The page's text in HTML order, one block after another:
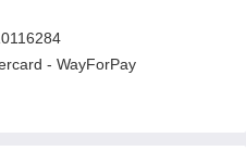
- WayForPay